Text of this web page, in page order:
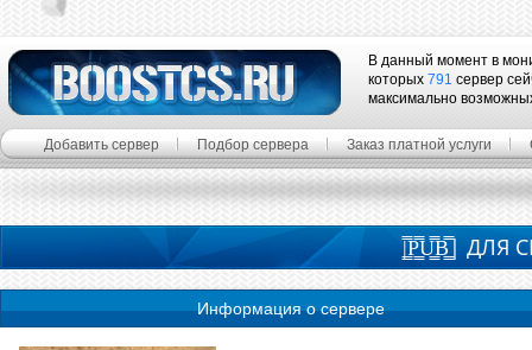
В данный момент в
которых 791 сервер
максимально
Добавить сервер Подбор сервера Заказ платной услуги
|͇̿P͇̿U͇̿B͇̿| ДЛЯ
Информация о сервере